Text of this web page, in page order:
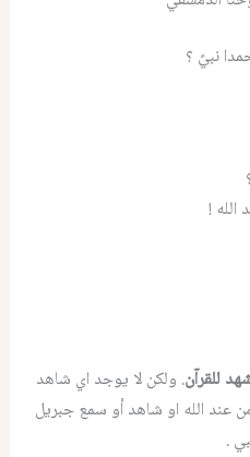
نبيً ؟
!
للقرآن. ولكن لا يوجد اي شاهد
عند الله او شاهد أو سمع جبريل
.